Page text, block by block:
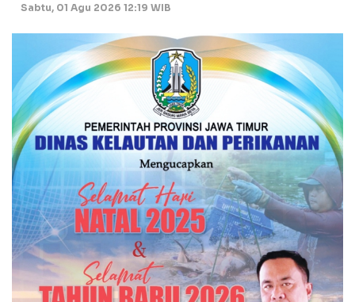
Sabtu, 01 Agu 2026 12:19 WIB